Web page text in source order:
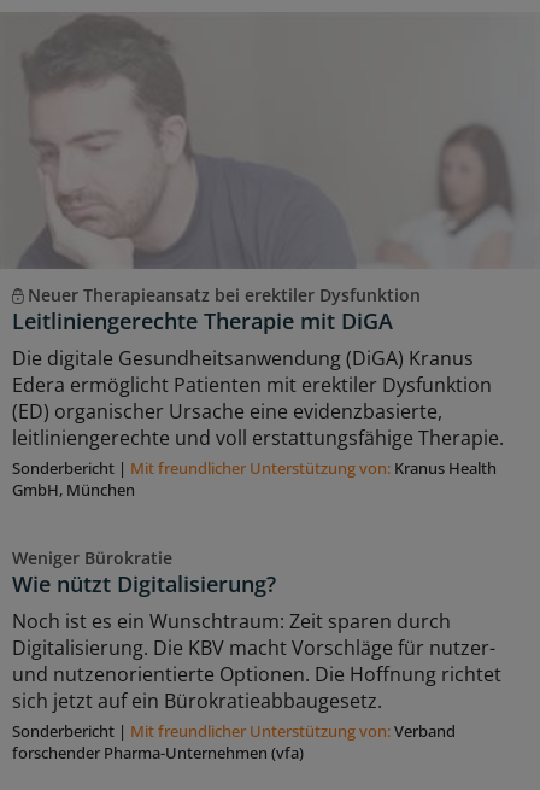
Neuer Therapieansatz bei erektiler Dysfunktion
Leitliniengerechte Therapie mit DiGA
Die digitale Gesundheitsanwendung (DiGA) Kranus
Edera ermöglicht Patienten mit erektiler Dysfunktion
(ED) organischer Ursache eine evidenzbasierte,
leitliniengerechte und voll erstattungsfähige Therapie.
Sonderbericht | Mit freundlicher Unterstützung von: Kranus Health
GmbH, München
Weniger Bürokratie
Wie nützt Digitalisierung?
Noch ist es ein Wunschtraum: Zeit sparen durch
Digitalisierung. Die KBV macht Vorschläge für nutzer-
und nutzenorientierte Optionen. Die Hoffnung richtet
sich jetzt auf ein Bürokratieabbaugesetz.
Sonderbericht | Mit freundlicher Unterstützung von:Verband
forschender Pharma-Unternehmen (vfa)